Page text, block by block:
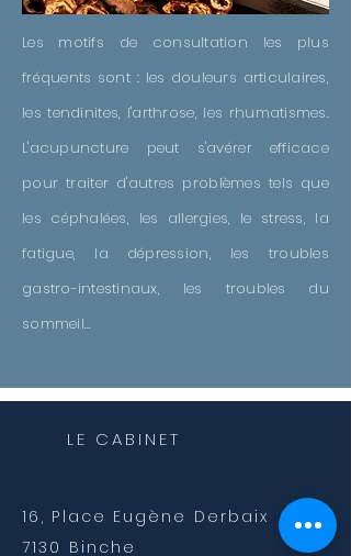
Les motifs de consultation les plus
fréquents sont : les douleurs articulaires,
les tendinites, l'arthrose, les rhumatismes.
L'acupuncture peut s'avérer efficace
pour traiter d'autres problèmes tels que
les céphalées, les allergies, le stress, la
fatigue, la dépression, les troubles
gastro-intestinaux, les troubles du
sommeil...
LE CABINET
16, Place Eugène Derbaix
7130 Binche